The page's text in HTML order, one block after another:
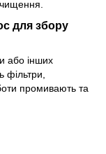
для збору
або інших
фільтри,
промивають та